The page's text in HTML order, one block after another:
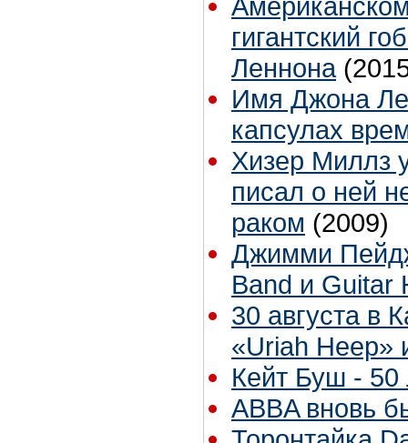
гигантский
Леннона
Имя Джона
капсулах
Хизер Миллз
писал о ней
раком (2009)
Джимми
Band и Guitar
30 августа в
«Uriah Heep»
Кейт Буш - 50
ABBA вновь